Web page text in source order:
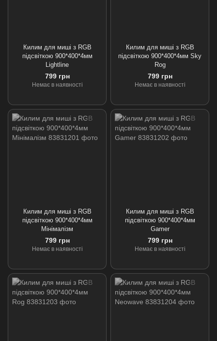
Килим для миші з RGB
підсвіткою 900*400*4мм
Lightline
799 грн
Немає в наявності
Килим для миші з RGB
підсвіткою 900*400*4мм Sky
Rog
799 грн
Немає в наявності
Килим для миші з RGB
підсвіткою 900*400*4мм
Мінімалізм
799 грн
Немає в наявності
Килим для миші з RGB
підсвіткою 900*400*4мм
Gamer
799 грн
Немає в наявності